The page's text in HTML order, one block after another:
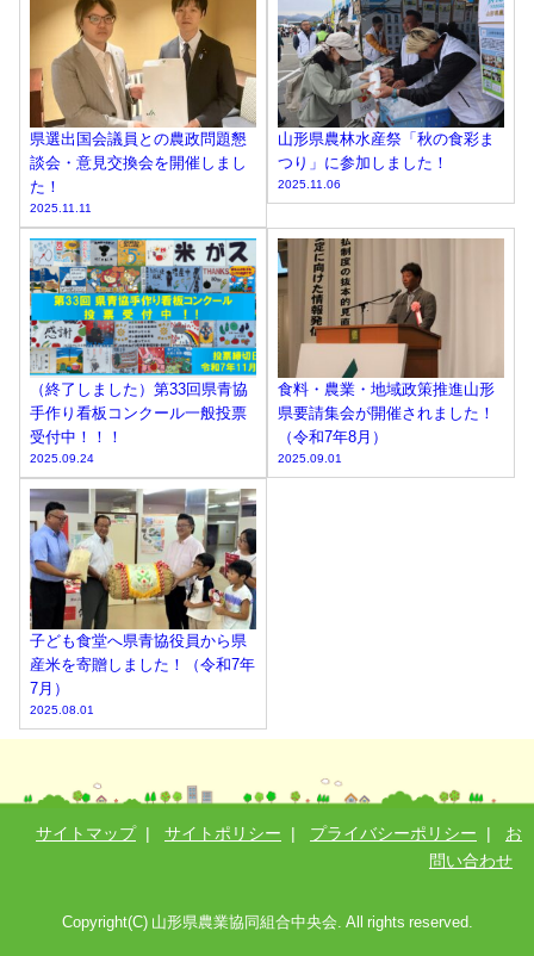
県選出国会議員との農政問題懇
談会・意見交換会を開催しまし
た！
2025.11.11
山形県農林水産祭「秋の食彩ま
つり」に参加しました！
2025.11.06
（終了しました）第33回県青協
手作り看板コンクール一般投票
受付中！！！
2025.09.24
食料・農業・地域政策推進山形
県要請集会が開催されました！
（令和7年8月）
2025.09.01
子ども食堂へ県青協役員から県
産米を寄贈しました！（令和7年
7月）
2025.08.01
サイトマップ サイトポリシー プライバシーポリシー
お
問い合わせ
Copyright(C) 山形県農業協同組合中央会. All rights reserved.